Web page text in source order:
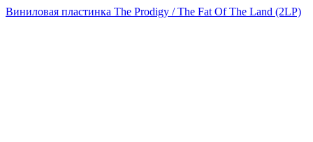
Виниловая пластинка The Prodigy / The Fat Of The Land (2LP)